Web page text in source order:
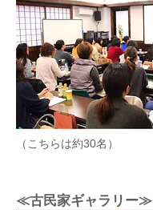
（こちらは約30名）
≪古民家ギャラリー≫